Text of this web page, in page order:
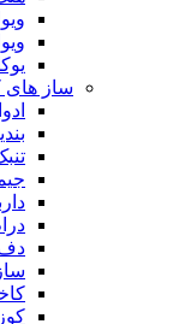
ساز های